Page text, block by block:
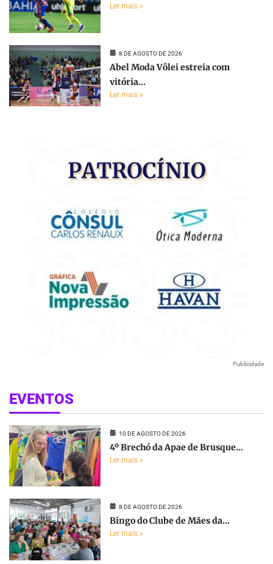
Ler mais »
8 DE AGOSTO DE 2026
Abel Moda Vôlei estreia com
vitória...
Ler mais »
Publicidade
EVENTOS
10 DE AGOSTO DE 2026
4º Brechó da Apae de Brusque...
Ler mais »
8 DE AGOSTO DE 2026
Bingo do Clube de Mães da...
Ler mais »